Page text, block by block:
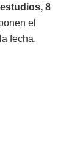
8
el
fecha.